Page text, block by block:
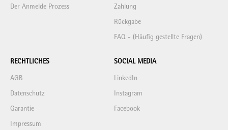
Der Anmelde Prozess Zahlung
Rückgabe
FAQ - (Häufig gestellte Fragen)
RECHTLICHES
AGB
Datenschutz
Garantie
Impressum
SOCIAL MEDIA
LinkedIn
Instagram
Facebook